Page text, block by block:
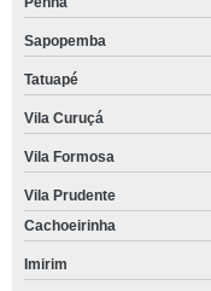
Sapopemba
Tatuapé
Vila Curuçá
Vila Formosa
Vila Prudente
Cachoeirinha
Imirim